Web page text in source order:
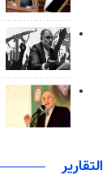
التقارير